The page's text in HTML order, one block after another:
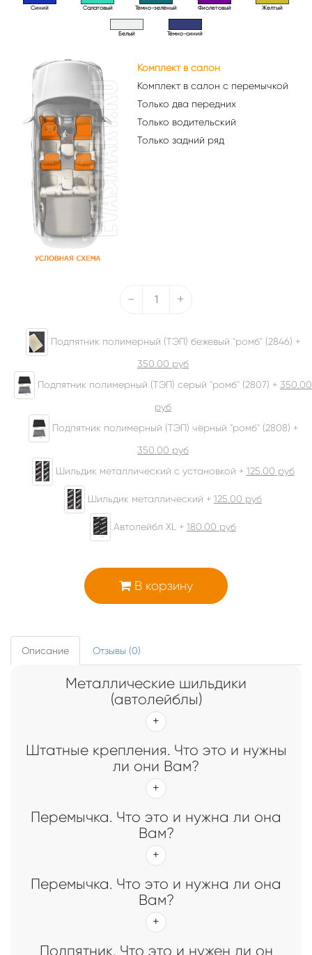
Синий Салатовый Тёмно-зелёный Фиолетовый Желтый
Белый Тёмно-синий
Комплект в салон
Комплект в салон с перемычкой
Только два передних
Только водительский
Только задний ряд
- +
Подпятник полимерный (ТЭП) бежевый "ромб" (2846) +
350.00 руб
Подпятник полимерный (ТЭП) серый "ромб" (2807) + 350.00
руб
Подпятник полимерный (ТЭП) чёрный "ромб" (2808) +
350.00 руб
Шильдик металлический с установкой + 125.00 руб
Шильдик металлический + 125.00 руб
Автолейбл XL + 180.00 руб
В корзину
Описание Отзывы (0)
Металлические шильдики
(автолейблы)
Штатные крепления. Что это и нужны
ли они Вам?
Перемычка. Что это и нужна ли она
Вам?
Перемычка. Что это и нужна ли она
Вам?
Подпятник. Что это и нужен ли он